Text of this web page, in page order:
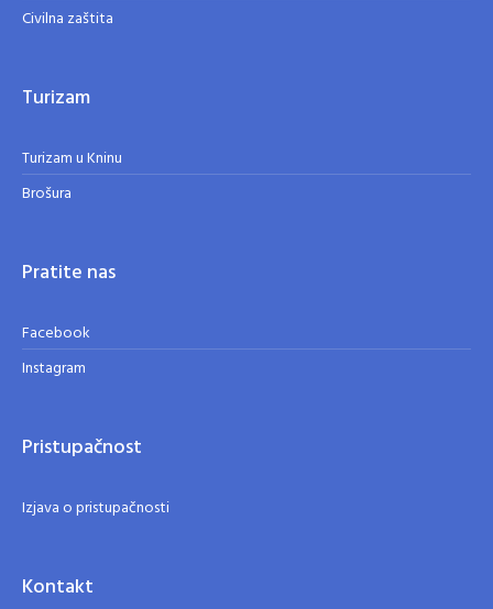
Civilna zaštita
Turizam
Turizam u Kninu
Brošura
Pratite nas
Facebook
Instagram
Pristupačnost
Izjava o pristupačnosti
Kontakt